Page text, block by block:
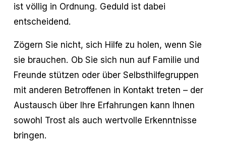
ist völlig in Ordnung. Geduld ist dabei
entscheidend.
Zögern Sie nicht, sich Hilfe zu holen, wenn Sie
sie brauchen. Ob Sie sich nun auf Familie und
Freunde stützen oder über Selbsthilfegruppen
mit anderen Betroffenen in Kontakt treten – der
Austausch über Ihre Erfahrungen kann Ihnen
sowohl Trost als auch wertvolle Erkenntnisse
bringen.